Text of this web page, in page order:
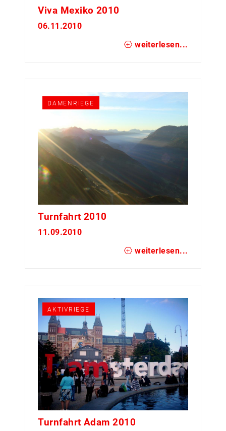
Viva Mexiko 2010
06.11.2010
weiterlesen...
DAMENRIEGE
Turnfahrt 2010
11.09.2010
weiterlesen...
AKTIVRIEGE
Turnfahrt Adam 2010